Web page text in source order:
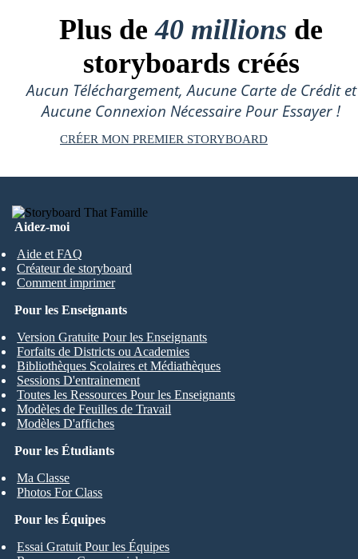
Plus de40 millions de
storyboards créés
Aucun Téléchargement, Aucune Carte de Crédit et
Aucune Connexion Nécessaire Pour Essayer !
CRÉER MON PREMIER STORYBOARD
Aidez-moi
Aide et FAQ
Créateur de storyboard
Comment imprimer
Pour les Étudiants
Ma Classe
Photos For Class
Pour les Enseignants
Version Gratuite Pour les Enseignants
Forfaits de Districts ou Academies
Bibliothèques Scolaires et Médiathèques
Sessions D'entrainement
Toutes les Ressources Pour les Enseignants
Modèles de Feuilles de Travail
Modèles D'affiches
Pour les Équipes
Essai Gratuit Pour les Équipes